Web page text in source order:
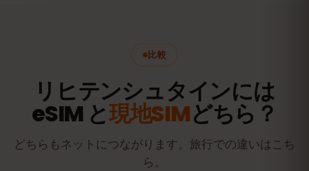
比較
リヒテンシュタインには
eSIM と現地SIMどちら？
どちらもネットにつながります。旅行での違いはこち
ら。